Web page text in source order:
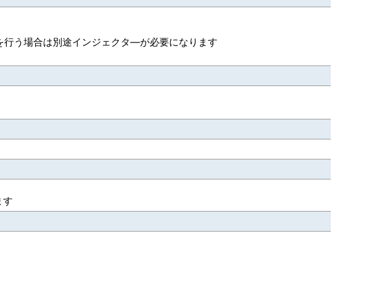
う場合は別途インジェクタ―が必要になります